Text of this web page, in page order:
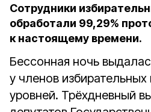
Сотрудники
обработали 99,29%
к настоящему времени.
Бессонная ночь
у членов
уровней. Трёхдневный